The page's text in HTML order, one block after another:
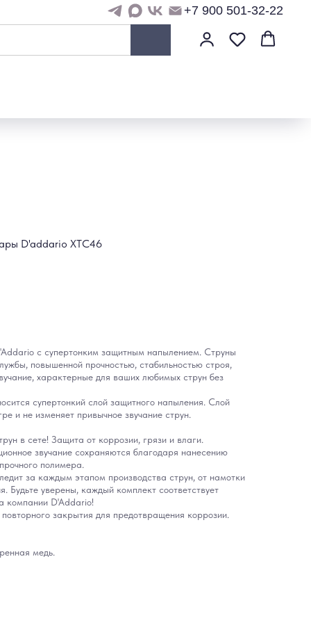
+7 900 501-32-22
D'addario XTC46
с супертонким защитным напылением. Струны
повышенной прочностью, стабильностью строя,
характерные для ваших любимых струн без
супертонкий слой защитного напыления. Слой
и не изменяет привычное звучание струн.
в сете! Защита от коррозии, грязи и влаги.
звучание сохраняются благодаря нанесению
полимера.
за каждым этапом производства струн, от намотки
Будьте уверены, каждый комплект соответствует
компании D'Addario!
закрытия для предотвращения коррозии.
медь.